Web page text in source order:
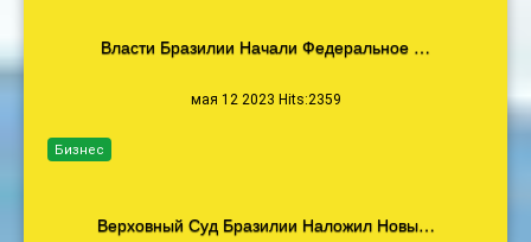
Власти Бразилии Начали Федеральное …
мая 12 2023 Hits:2359
Верховный Суд Бразилии Наложил Новы…
Бизнес